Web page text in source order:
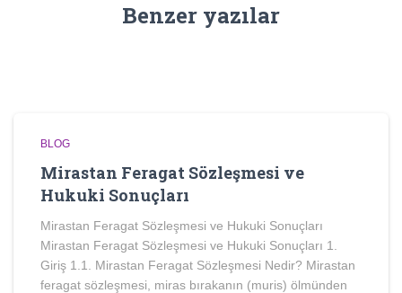
Benzer yazılar
BLOG
Mirastan Feragat Sözleşmesi ve
Hukuki Sonuçları
Mirastan Feragat Sözleşmesi ve Hukuki Sonuçları
Mirastan Feragat Sözleşmesi ve Hukuki Sonuçları 1.
Giriş 1.1. Mirastan Feragat Sözleşmesi Nedir? Mirastan
feragat sözleşmesi, miras bırakanın (muris) ölmünden